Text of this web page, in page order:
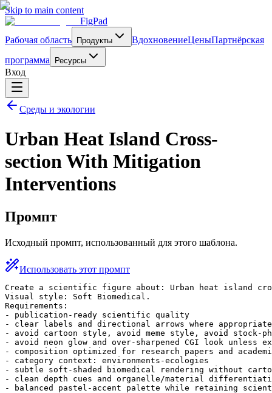
Skip to main content
FigPad
Рабочая область
Продукты ВдохновениеЦеныПартнёрская
программа
Ресурсы
Вход
Среды и экологии
Urban Heat Island Cross-
section With Mitigation
Interventions
Промпт
Исходный промпт, использованный для этого шаблона.
Использовать этот промпт
Create a scientific figure about: Urban heat island
Visual style: Soft Biomedical.
Requirements:
- publication-ready scientific quality
- clear labels and directional arrows where appropriate
- avoid cartoon style, avoid meme style, avoid stock-
- avoid neon glow and over-sharpened CGI look unless
- composition optimized for research papers and
- category context: environments-ecologies
- subtle soft-shaded biomedical rendering without
- clean depth cues and organelle/material
- balanced pastel-accent palette while retaining